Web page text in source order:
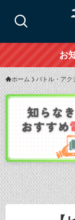
お
ホーム バトル・アク